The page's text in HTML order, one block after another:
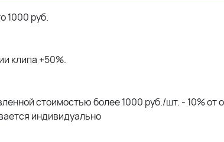
1000 руб.
клипа +50%.
стоимостью более 1000 руб./шт. - 10% от
индивидуально